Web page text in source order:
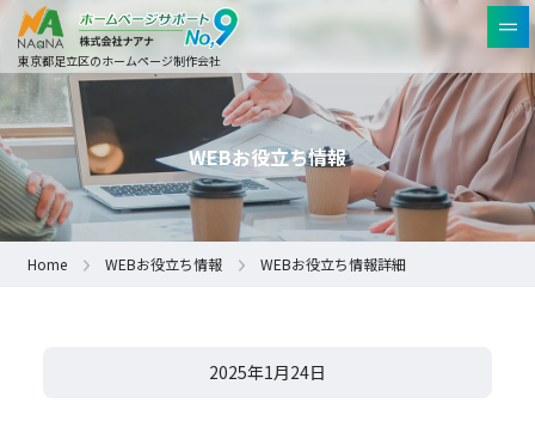
東京都足立区のホームページ制作会社
WEBお役立ち情報
Home WEBお役立ち情報 WEBお役立ち情報詳細
2025年1月24日